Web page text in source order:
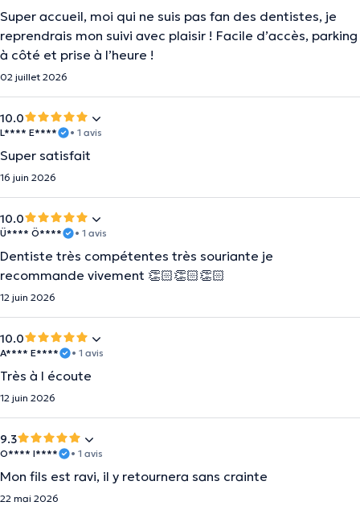
Super accueil, moi qui ne suis pas fan des dentistes, je
reprendrais mon suivi avec plaisir ! Facile d’accès, parking
à côté et prise à l’heure !
02 juillet 2026
10.0
L**** E**** • 1 avis
Super satisfait
16 juin 2026
10.0
Ü**** Ö**** • 1 avis
Dentiste très compétentes très souriante je
recommande vivement 👏🏻👏🏻👏🏻
12 juin 2026
10.0
A**** E**** • 1 avis
Très à l écoute
12 juin 2026
9.3
O**** I**** • 1 avis
Mon fils est ravi, il y retournera sans crainte
22 mai 2026